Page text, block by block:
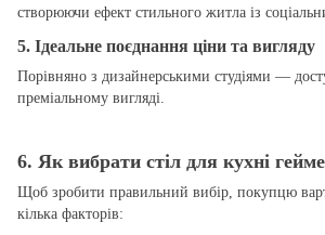
створюючи ефект стильного житла із
5. Ідеальне поєднання ціни та вигляду
Порівняно з дизайнерськими студіями —
преміальному вигляді.
6. Як вибрати стіл для кухні
Щоб зробити правильний вибір, покупцю
кілька факторів: